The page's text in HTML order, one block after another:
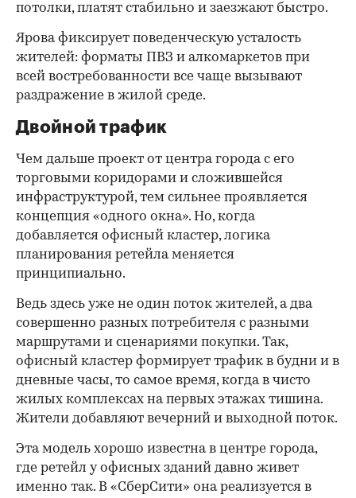
потолки, платят стабильно и заезжают быстро.
Ярова фиксирует поведенческую усталость
жителей: форматы ПВЗ и алкомаркетов при
всей востребованности все чаще вызывают
раздражение в жилой среде.
Двойной трафик
Чем дальше проект от центра города с его
торговыми коридорами и сложившейся
инфраструктурой, тем сильнее проявляется
концепция «одного окна». Но, когда
добавляется офисный кластер, логика
планирования ретейла меняется
принципиально.
Ведь здесь уже не один поток жителей, а два
совершенно разных потребителя с разными
маршрутами и сценариями покупки. Так,
офисный кластер формирует трафик в будни и в
дневные часы, то самое время, когда в чисто
жилых комплексах на первых этажах тишина.
Жители добавляют вечерний и выходной поток.
Эта модель хорошо известна в центре города,
где ретейл у офисных зданий давно живет
именно так. В «СберСити» она реализуется в